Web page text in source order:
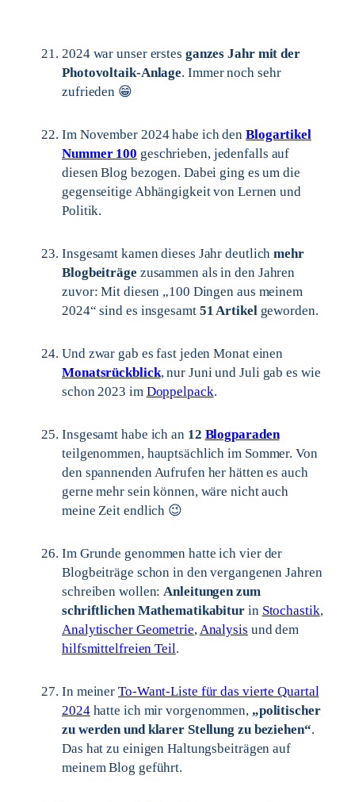
2024 war unser erstes ganzes Jahr mit der
Photovoltaik-Anlage. Immer noch sehr
zufrieden 😁
Im November 2024 habe ich den Blogartikel
Nummer 100 geschrieben, jedenfalls auf
diesen Blog bezogen. Dabei ging es um die
gegenseitige Abhängigkeit von Lernen und
Politik.
Insgesamt kamen dieses Jahr deutlichmehr
Blogbeiträge zusammen als in den Jahren
zuvor: Mit diesen „100 Dingen aus meinem
2024“ sind es insgesamt 51 Artikel geworden.
Und zwar gab es fast jeden Monat einen
Monatsrückblick, nur Juni und Juli gab es wie
schon 2023 im Doppelpack.
Insgesamt habe ich an 12 Blogparaden
teilgenommen, hauptsächlich im Sommer. Von
den spannenden Aufrufen her hätten es auch
gerne mehr sein können, wäre nicht auch
meine Zeit endlich 😉
Im Grunde genommen hatte ich vier der
Blogbeiträge schon in den vergangenen Jahren
schreiben wollen:Anleitungen zum
schriftlichen Mathematikabitur in Stochastik,
Analytischer Geometrie,Analysis und dem
hilfsmittelfreien Teil.
In meinerTo-Want-Liste für das vierte Quartal
2024hatte ich mir vorgenommen, „politischer
zu werden und klarer Stellung zu beziehen“.
Das hat zu einigen Haltungsbeiträgen auf
meinem Blog geführt.